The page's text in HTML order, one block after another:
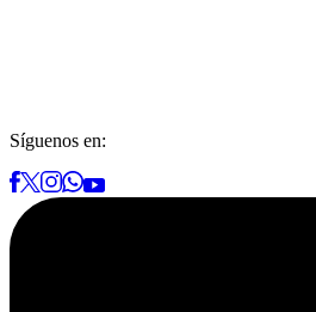
Síguenos en: